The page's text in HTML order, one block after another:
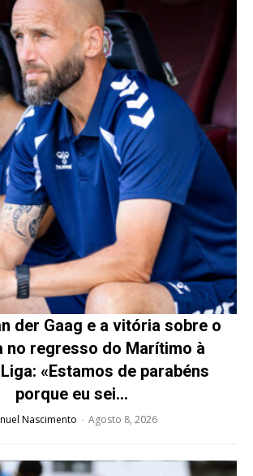
der Gaag e a vitória sobre o
no regresso do Marítimo à
«Estamos de parabéns
porque eu sei...
Nascimento - Agosto 8, 2026